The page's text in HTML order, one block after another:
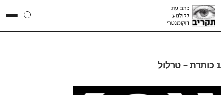
1 כותרת – טרלול